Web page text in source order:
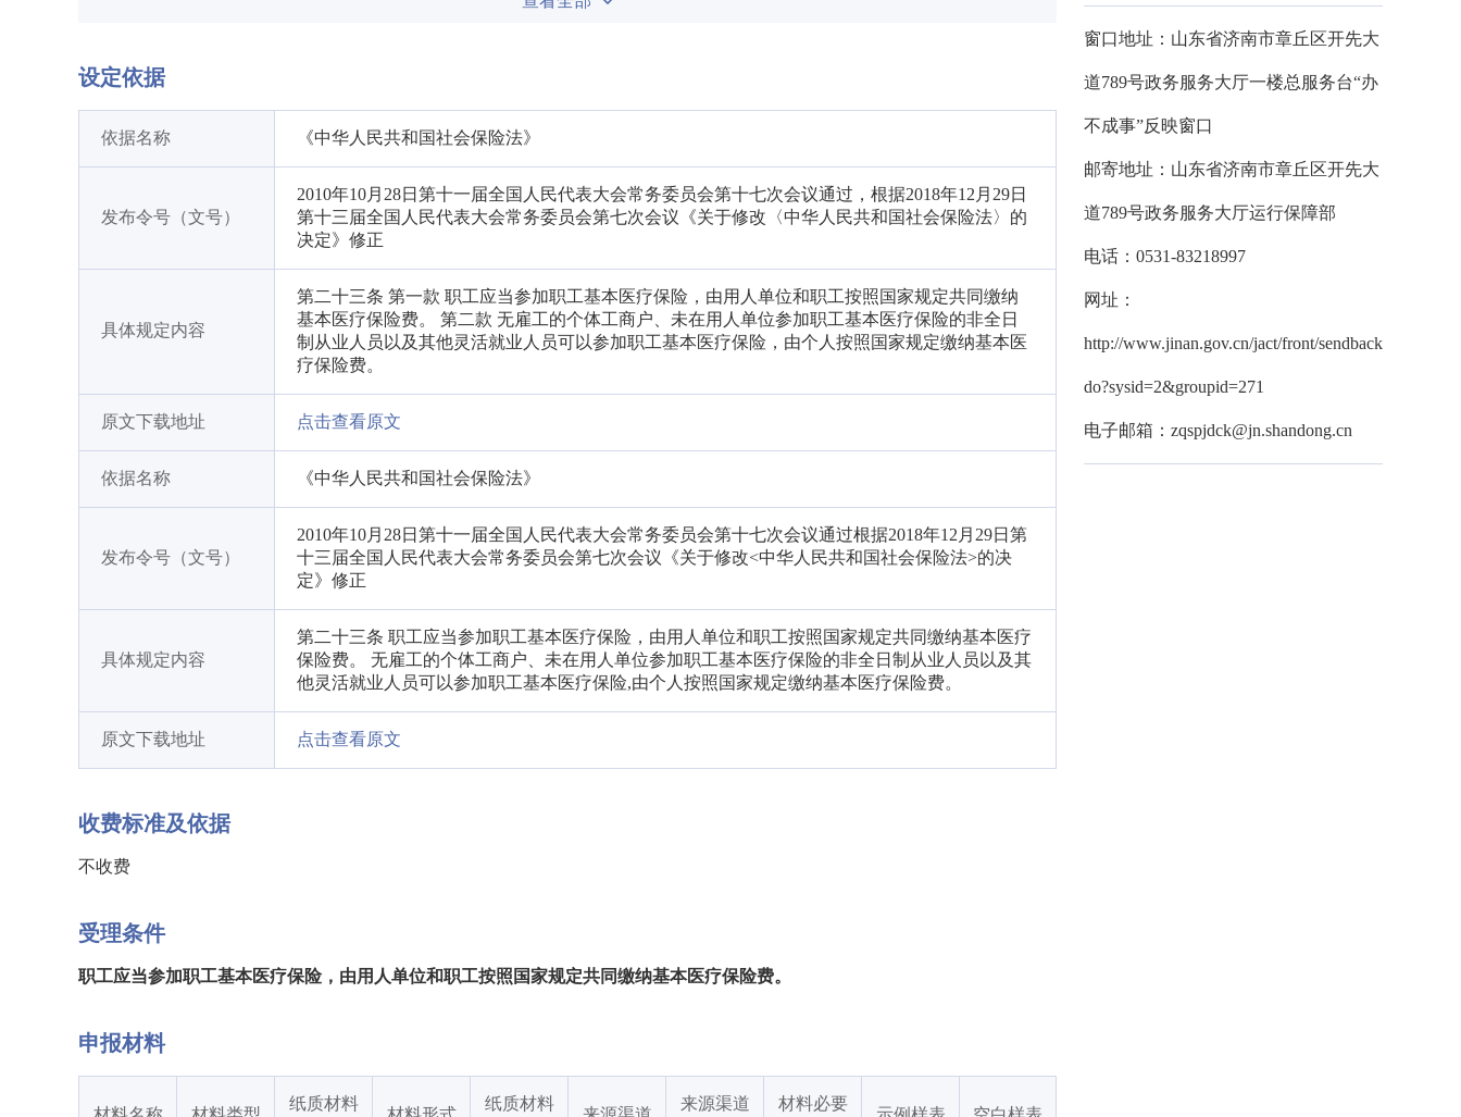
设定依据
依据名称 《中华人民共和国社会保险法》
发布令号（文号）
2010年10月28日第十一届全国人民代表大会常务委员会第十七次会议通过，根据2018年12月29日
第十三届全国人民代表大会常务委员会第七次会议《关于修改〈中华人民共和国社会保险法〉的
决定》修正
具体规定内容
第二十三条 第一款 职工应当参加职工基本医疗保险，由用人单位和职工按照国家规定共同缴纳
基本医疗保险费。 第二款 无雇工的个体工商户、未在用人单位参加职工基本医疗保险的非全日
制从业人员以及其他灵活就业人员可以参加职工基本医疗保险，由个人按照国家规定缴纳基本医
疗保险费。
原文下载地址 点击查看原文
依据名称 《中华人民共和国社会保险法》
发布令号（文号）
2010年10月28日第十一届全国人民代表大会常务委员会第十七次会议通过根据2018年12月29日第
十三届全国人民代表大会常务委员会第七次会议《关于修改<中华人民共和国社会保险法>的决
定》修正
具体规定内容
第二十三条 职工应当参加职工基本医疗保险，由用人单位和职工按照国家规定共同缴纳基本医疗
保险费。 无雇工的个体工商户、未在用人单位参加职工基本医疗保险的非全日制从业人员以及其
他灵活就业人员可以参加职工基本医疗保险,由个人按照国家规定缴纳基本医疗保险费。
原文下载地址 点击查看原文
收费标准及依据
不收费
受理条件
职工应当参加职工基本医疗保险，由用人单位和职工按照国家规定共同缴纳基本医疗保险费。
申报材料
纸质材料
纸质材料
来源渠道
材料必要
窗口地址：山东省济南市章丘区开先大
道789号政务服务大厅一楼总服务台“办
不成事”反映窗口
邮寄地址：山东省济南市章丘区开先大
道789号政务服务大厅运行保障部
电话：0531-83218997
网址：
http://www.jinan.gov.cn/jact/front/sendback.
do?sysid=2&groupid=271
电子邮箱：zqspjdck@jn.shandong.cn